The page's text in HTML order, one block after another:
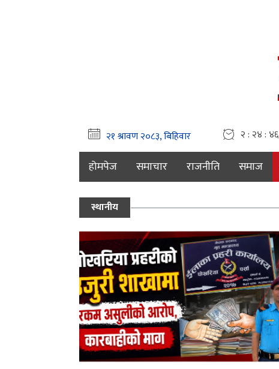
२ : २४ : ४७
होमपेज समाचार राजनीति समाज
स्थानीय